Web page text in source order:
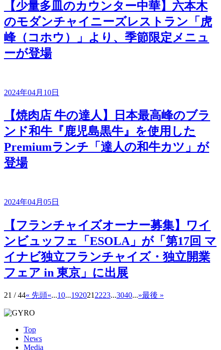
【少量多皿のカウンター中華】六本木
のモダンチャイニーズレストラン「虎
峰（コホウ）」より、季節限定メニュ
ーが登場
2024年04月10日
【焼肉店 牛の達人】日本最高峰のブラ
ンド和牛『鹿児島黒牛』を使用した
Premiumランチ「達人の和牛カツ」が
登場
2024年04月05日
【フランチャイズオーナー募集】ワイ
ンビュッフェ「ESOLA」が「第17回 マ
イナビ独立フランチャイズ・独立開業
フェア in 東京」に出展
21 / 44« 先頭«...10...192021 2223...3040...»最後 »
Top
News
Media